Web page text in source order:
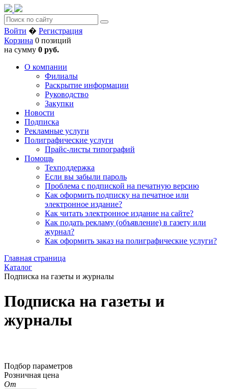
Войти � Регистрация
Корзина 0 позиций
на сумму 0 руб.
О компании
Филиалы
Раскрытие информации
Руководство
Закупки
Новости
Подписка
Рекламные услуги
Полиграфические услуги
Прайс-листы типографий
Помощь
Техподдержка
Если вы забыли пароль
Проблема с подпиской на печатную версию
Как оформить подписку на печатное или
электронное издание?
Как читать электронное издание на сайте?
Как подать рекламу (объявление) в газету или
журнал?
Как оформить заказ на полиграфические уcлуги?
Главная страница
Каталог
Подписка на газеты и журналы
Подписка на газеты и
журналы
Подбор параметров
Розничная цена
От